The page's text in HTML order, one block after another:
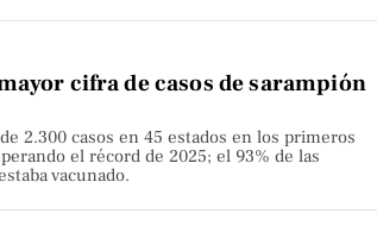
cifra de casos de sarampión
2.300 casos en 45 estados en los primeros
el récord de 2025; el 93% de las
vacunado.